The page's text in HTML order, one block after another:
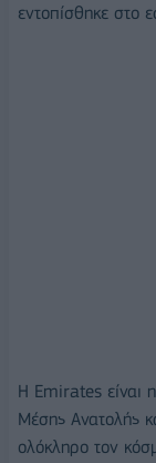
εντοπίσθηκε στο
Η Emirates είναι
Μέσης Ανατολής
ολόκληρο τον